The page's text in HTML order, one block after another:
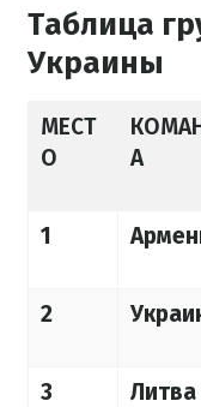
Таблица
Украины
МЕСТ
О
А
1
2
3 Литва